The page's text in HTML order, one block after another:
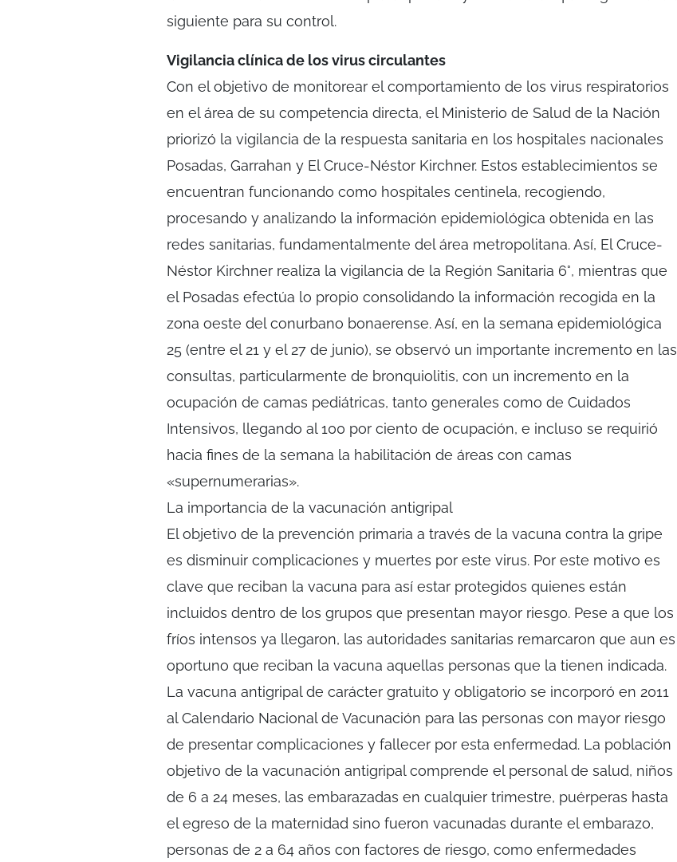
siguiente para su control.
Vigilancia clínica de los virus circulantes
Con el objetivo de monitorear el comportamiento de los virus respiratorios
en el área de su competencia directa, el Ministerio de Salud de la Nación
priorizó la vigilancia de la respuesta sanitaria en los hospitales nacionales
Posadas, Garrahan y El Cruce-Néstor Kirchner. Estos establecimientos se
encuentran funcionando como hospitales centinela, recogiendo,
procesando y analizando la información epidemiológica obtenida en las
redes sanitarias, fundamentalmente del área metropolitana. Así, El Cruce-
Néstor Kirchner realiza la vigilancia de la Región Sanitaria 6°, mientras que
el Posadas efectúa lo propio consolidando la información recogida en la
zona oeste del conurbano bonaerense. Así, en la semana epidemiológica
25 (entre el 21 y el 27 de junio), se observó un importante incremento en las
consultas, particularmente de bronquiolitis, con un incremento en la
ocupación de camas pediátricas, tanto generales como de Cuidados
Intensivos, llegando al 100 por ciento de ocupación, e incluso se requirió
hacia fines de la semana la habilitación de áreas con camas
«supernumerarias».
La importancia de la vacunación antigripal
El objetivo de la prevención primaria a través de la vacuna contra la gripe
es disminuir complicaciones y muertes por este virus. Por este motivo es
clave que reciban la vacuna para así estar protegidos quienes están
incluidos dentro de los grupos que presentan mayor riesgo. Pese a que los
fríos intensos ya llegaron, las autoridades sanitarias remarcaron que aun es
oportuno que reciban la vacuna aquellas personas que la tienen indicada.
La vacuna antigripal de carácter gratuito y obligatorio se incorporó en 2011
al Calendario Nacional de Vacunación para las personas con mayor riesgo
de presentar complicaciones y fallecer por esta enfermedad. La población
objetivo de la vacunación antigripal comprende el personal de salud, niños
de 6 a 24 meses, las embarazadas en cualquier trimestre, puérperas hasta
el egreso de la maternidad sino fueron vacunadas durante el embarazo,
personas de 2 a 64 años con factores de riesgo, como enfermedades